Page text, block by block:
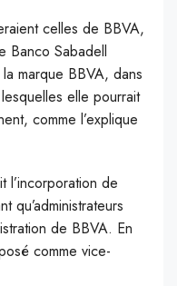
celles de BBVA,
Banco Sabadell
marque BBVA, dans
elle pourrait
comme l’explique
l’incorporation de
qu’administrateurs
de BBVA. En
comme vice-